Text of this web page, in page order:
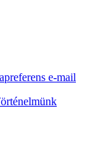
e-mail